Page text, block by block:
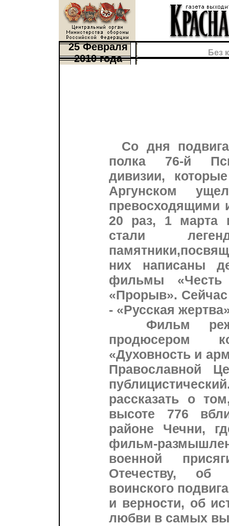
25 Февраля
2010 года
Без
Со дня
полка 76-й
дивизии,
Аргунском
превосходящими
20 раз, 1 марта
стали
них написаны
фильмы «Честь
«Прорыв».
- «Русская
Фильм
продюсером
«Духовность и
Православной
рассказать о
высоте 776
районе Чечни,
фильм-
военной
Отечеству, об
воинского
и верности, об
любви в самых